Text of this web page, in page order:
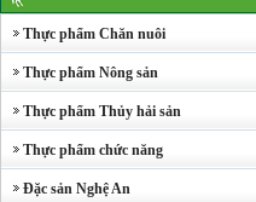
Thực phẩm Chăn nuôi
Thực phẩm Nông sản
Thực phẩm Thủy hải sản
Thực phẩm chức năng
Đặc sản Nghệ An